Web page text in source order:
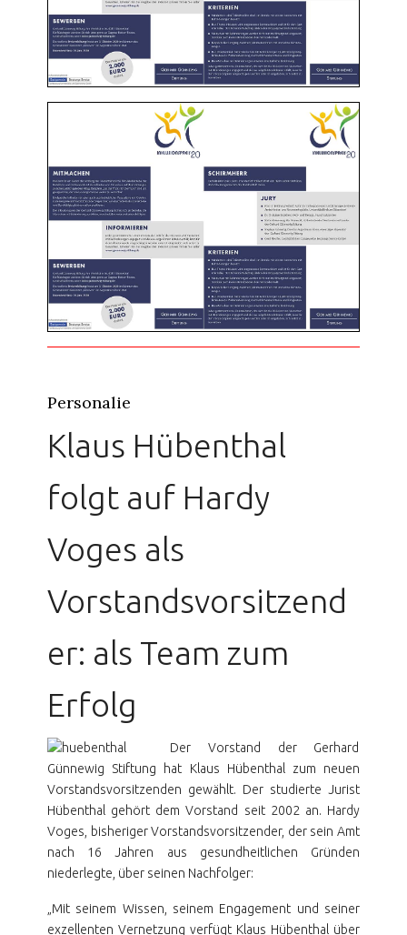
Personalie
Klaus Hübenthal
folgt auf Hardy
Voges als
Vorstandsvorsitzend
er: als Team zum
Erfolg
Der Vorstand der Gerhard
Günnewig Stiftung hat Klaus Hübenthal zum neuen
Vorstands­vor­sit­zenden gewählt. Der studierte Jurist
Hübenthal gehört dem Vorstand seit 2002 an. Hardy
Voges, bisheriger Vorstandsvorsitzender, der sein Amt
nach 16 Jahren aus gesundheitlichen Gründen
niederlegte, über seinen Nachfolger:
„Mit seinem Wissen, seinem Engagement und seiner
exzellenten Vernetzung verfügt Klaus Hübenthal über